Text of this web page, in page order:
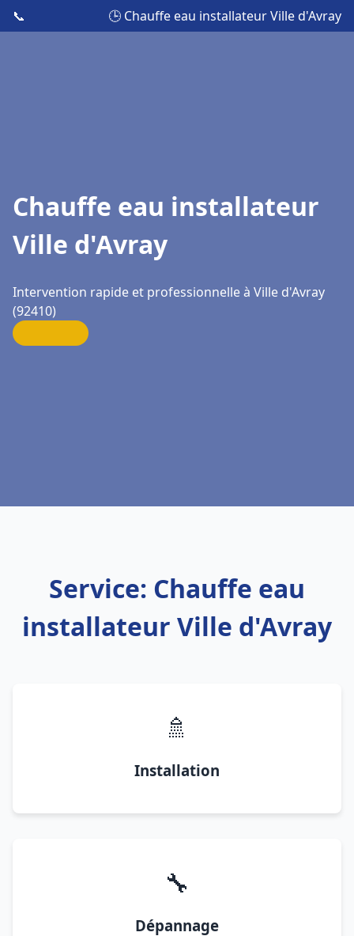
📞 🕒 Chauffe eau installateur Ville d'Avray
Chauffe eau installateur
Ville d'Avray
Intervention rapide et professionnelle à Ville d'Avray
(92410)
Service: Chauffe eau
installateur Ville d'Avray
🚿
Installation
🔧
Dépannage